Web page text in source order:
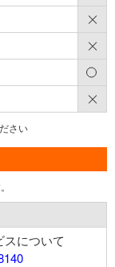
さい
について